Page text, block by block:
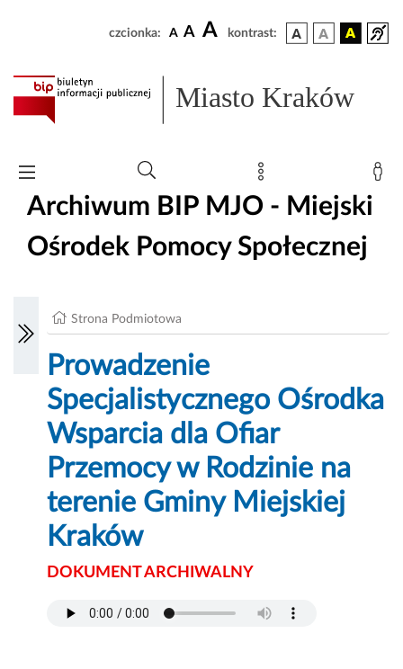
czcionka: A A A kontrast:
Miasto Kraków
Archiwum BIP MJO - Miejski
Ośrodek Pomocy Społecznej
Strona Podmiotowa
Prowadzenie
Specjalistycznego Ośrodka
Wsparcia dla Ofiar
Przemocy w Rodzinie na
terenie Gminy Miejskiej
Kraków
DOKUMENT ARCHIWALNY